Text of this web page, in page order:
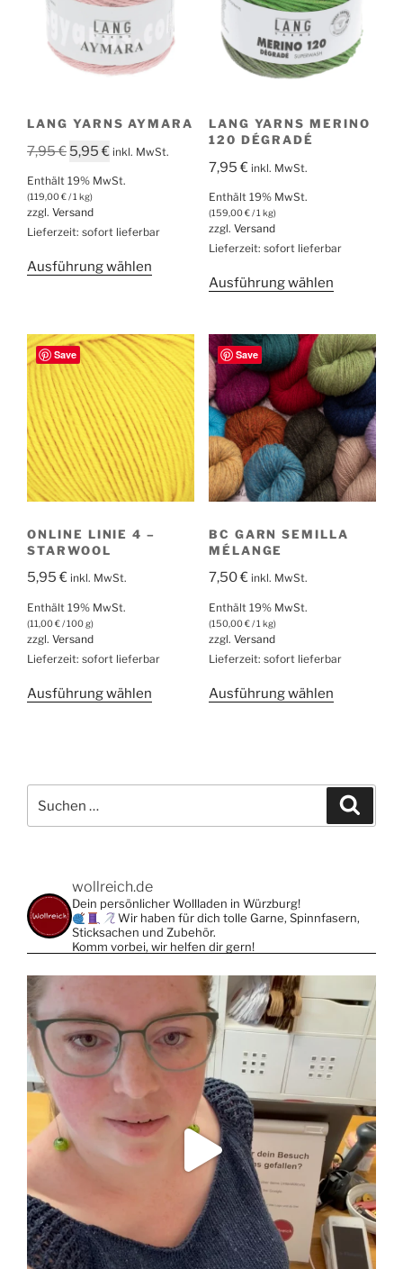
auf
Produktseite
gewählt
LANG YARNS AYMARA
7,95€ Ursprünglicher
war:
7,95 €
5,95€ Aktueller
inkl. MwSt.
Enthält 19% MwSt.
(119,00€/ 1 kg)
zzgl. Versand
Lieferzeit: sofort lieferbar
Ausführung wählen
mehrere
Varianten
auf.
Die
Optionen
können
auf
der
Produktseite
LANG YARNS MERINO
120 DÉGRADÉ
7,95€ inkl. MwSt.
Enthält 19% MwSt.
(159,00€/ 1 kg)
zzgl. Versand
Lieferzeit: sofort lieferbar
Ausführung wählenDieses
mehrere
Varianten
auf.
Die
Optionen
können
auf
der
gewählt
Save
ONLINE LINIE 4 –
STARWOOL
5,95€ inkl. MwSt.
Enthält 19% MwSt.
(11,00€/ 100 g)
zzgl. Versand
Lieferzeit: sofort lieferbar
Ausführung wählen
auf
der
Produktseite
gewählt
werden
Save
BC GARN SEMILLA
MÉLANGE
7,50€ inkl. MwSt.
Enthält 19% MwSt.
(150,00€/ 1 kg)
zzgl. Versand
Lieferzeit: sofort lieferbar
Ausführung wählenDieses
auf.
Die
gewählt
werden
nach:
wollreich.de
Dein persönlicher Wollladen in Würzburg!
Wir haben für dich tolle Garne, Spinnfasern,
Sticksachen und Zubehör.
Komm vorbei, wir helfen dir gern!